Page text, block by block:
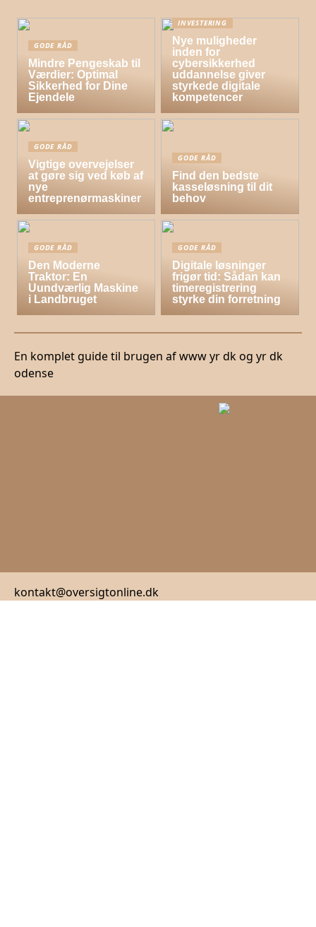
GODE RÅD
Mindre Pengeskab til
Værdier: Optimal
Sikkerhed for Dine
Ejendele
INVESTERING
Nye muligheder
inden for
cybersikkerhed
uddannelse giver
styrkede digitale
kompetencer
GODE RÅD
Vigtige overvejelser
at gøre sig ved køb af
nye
entreprenørmaskiner
GODE RÅD
Find den bedste
kasseløsning til dit
behov
GODE RÅD
Den Moderne
Traktor: En
Uundværlig Maskine
i Landbruget
GODE RÅD
Digitale løsninger
frigør tid: Sådan kan
timeregistrering
styrke din forretning
En komplet guide til brugen af www yr dk og yr dk
odense
kontakt@oversigtonline.dk